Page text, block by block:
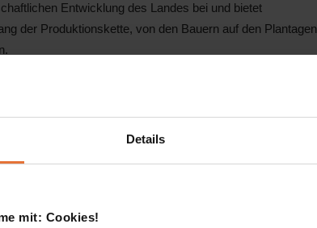
Details
mit: Cookies!
Entwicklung des Landes bei und bietet
der Produktionskette, von den Bauern auf den Plantagen
genossen,
Süßspeisen
werden
Gerichten
gemahlenen
wird. Die
cremige Textur